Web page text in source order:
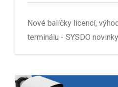
Nové balíčky licencí,
terminálu - SYSDO